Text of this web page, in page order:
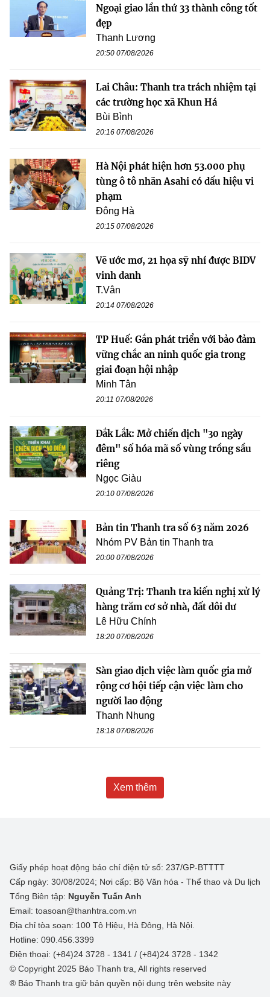
Ngoại giao lần thứ 33 thành công tốt
đẹp
Thanh Lương
20:50 07/08/2026
Lai Châu: Thanh tra trách nhiệm tại
các trường học xã Khun Há
Bùi Bình
20:16 07/08/2026
Hà Nội phát hiện hơn 53.000 phụ
tùng ô tô nhãn Asahi có dấu hiệu vi
phạm
Đông Hà
20:15 07/08/2026
Vẽ ước mơ, 21 họa sỹ nhí được BIDV
vinh danh
T.Vân
20:14 07/08/2026
TP Huế: Gắn phát triển với bảo đảm
vững chắc an ninh quốc gia trong
giai đoạn hội nhập
Minh Tân
20:11 07/08/2026
Đắk Lắk: Mở chiến dịch "30 ngày
đêm" số hóa mã số vùng trồng sầu
riêng
Ngọc Giàu
20:10 07/08/2026
Bản tin Thanh tra số 63 năm 2026
Nhóm PV Bản tin Thanh tra
20:00 07/08/2026
Quảng Trị: Thanh tra kiến nghị xử lý
hàng trăm cơ sở nhà, đất dôi dư
Lê Hữu Chính
18:20 07/08/2026
Sàn giao dịch việc làm quốc gia mở
rộng cơ hội tiếp cận việc làm cho
người lao động
Thanh Nhung
18:18 07/08/2026
Xem thêm
Giấy phép hoạt động báo chí điện tử số: 237/GP-BTTTT
Cấp ngày: 30/08/2024; Nơi cấp: Bộ Văn hóa - Thể thao và Du lịch
Tổng Biên tập: Nguyễn Tuấn Anh
Email: toasoan@thanhtra.com.vn
Địa chỉ tòa soạn: 100 Tô Hiệu, Hà Đông, Hà Nội.
Hotline: 090.456.3399
Điện thoại: (+84)24 3728 - 1341 / (+84)24 3728 - 1342
© Copyright 2025 Báo Thanh tra, All rights reserved
® Báo Thanh tra giữ bản quyền nội dung trên website này